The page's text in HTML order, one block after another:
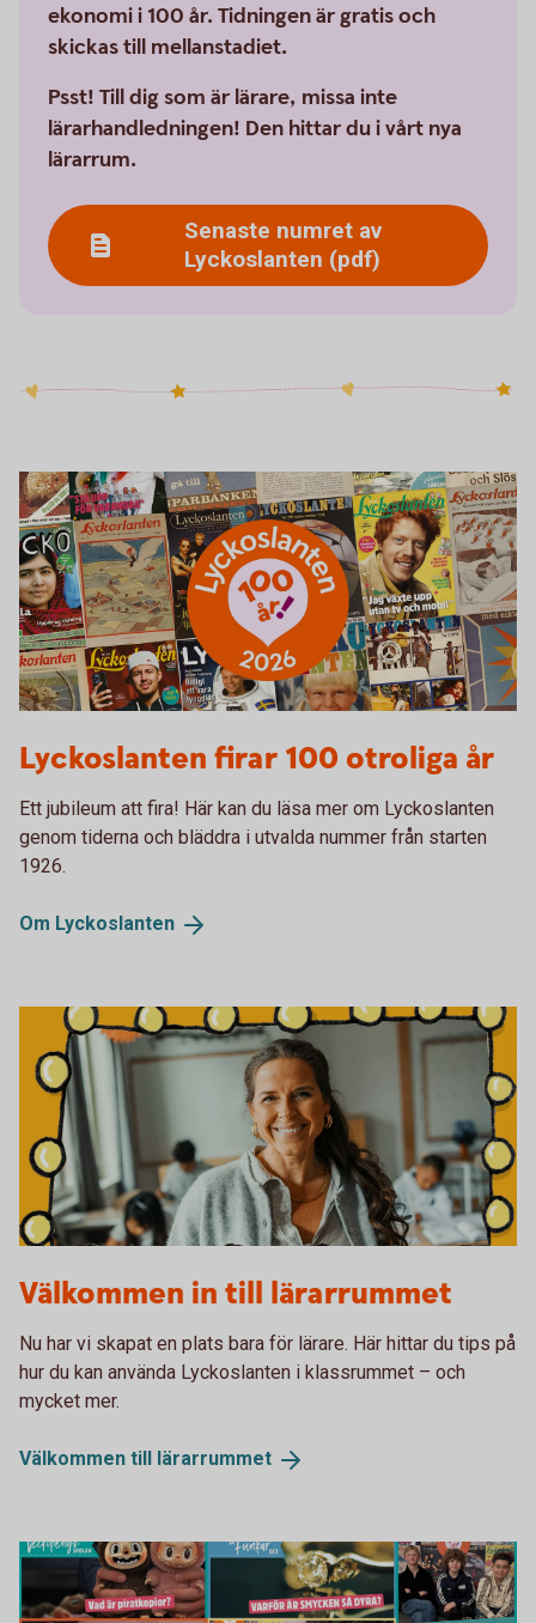
ekonomi i 100 år. Tidningen är gratis och
skickas till mellanstadiet.
Psst! Till dig som är lärare, missa inte
lärarhandledningen! Den hittar du i vårt nya
lärarrum.
Senaste numret av
Lyckoslanten (pdf)
Lyckoslanten firar 100 otroliga år
Ett jubileum att fira! Här kan du läsa mer om Lyckoslanten
genom tiderna och bläddra i utvalda nummer från starten
1926.
Om Lyckoslanten
Välkommen in till lärarrummet
Nu har vi skapat en plats bara för lärare. Här hittar du tips på
hur du kan använda Lyckoslanten i klassrummet – och
mycket mer.
Välkommen till lärarrummet